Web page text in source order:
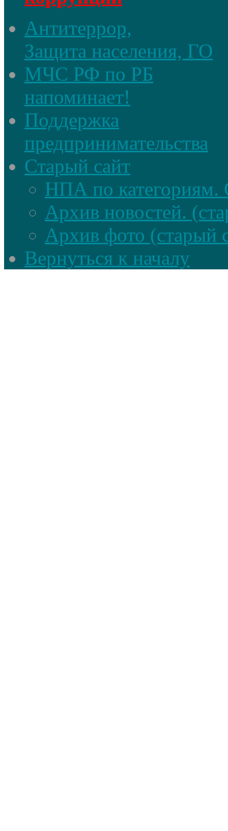
Антитеррор,
Защита населения, ГО
МЧС РФ по РБ
напоминает!
Поддержка
предпринимательства
Старый сайт
НПА по категориям.
Архив новостей.
Архив фото (старый
Вернуться к началу